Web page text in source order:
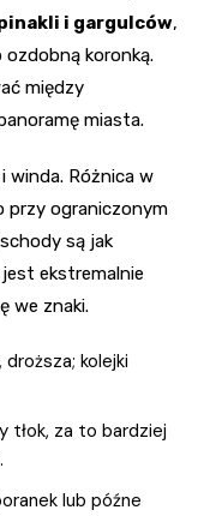
i gargulców,
koronką.
między
miasta.
winda. Różnica w
przy ograniczonym
są jak
ekstremalnie
we znaki.
kolejki
tłok, za to bardziej
lub późne